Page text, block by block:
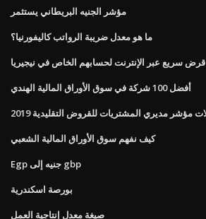
مؤشر الجنيه البريطاني يستثمر
ما هو معدل ضريبة الرواتب كاليفورنيا؟
قرض سريع عبر الإنترنت لحسابهم الخاص في نيجيريا
أفضل 100 شركة في سوق الأوراق المالية الهندي
مؤشر مديري المشتريات للقروض التقليدية 2019
كيف نفهم سوق الأوراق المالية الشعبي
Egp جنيه إلى gbp
بورصة اسكندرية
صيغة معدل إنتاجية العمل